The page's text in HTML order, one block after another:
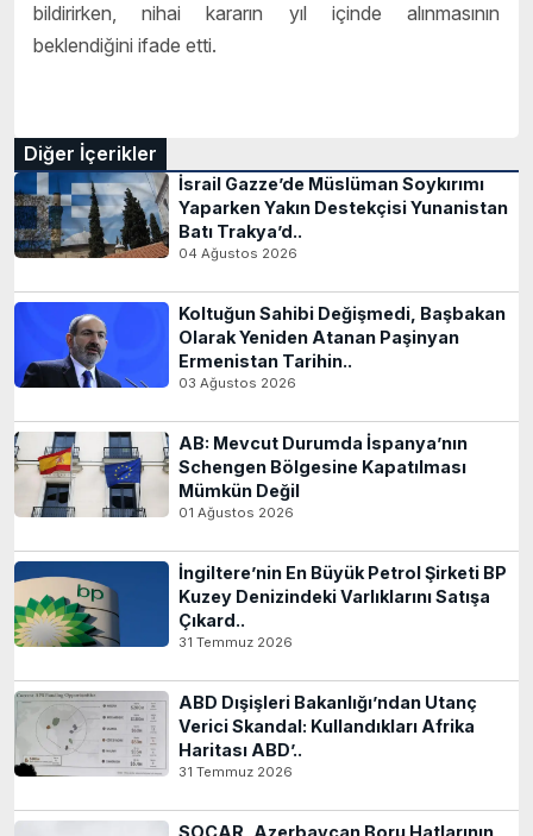
bildirirken, nihai kararın yıl içinde alınmasının
beklendiğini ifade etti.
Diğer İçerikler
İsrail Gazze’de Müslüman Soykırımı
Yaparken Yakın Destekçisi Yunanistan
Batı Trakya’d..
04 Ağustos 2026
Koltuğun Sahibi Değişmedi, Başbakan
Olarak Yeniden Atanan Paşinyan
Ermenistan Tarihin..
03 Ağustos 2026
AB: Mevcut Durumda İspanya’nın
Schengen Bölgesine Kapatılması
Mümkün Değil
01 Ağustos 2026
İngiltere’nin En Büyük Petrol Şirketi BP
Kuzey Denizindeki Varlıklarını Satışa
Çıkard..
31 Temmuz 2026
ABD Dışişleri Bakanlığı’ndan Utanç
Verici Skandal: Kullandıkları Afrika
Haritası ABD’..
31 Temmuz 2026